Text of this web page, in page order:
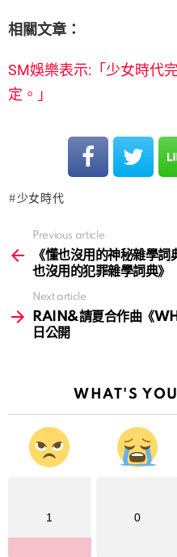
相關文章：
SM娛樂表示:「少女時代
定。」
少女時代
more
Previous article
《懂也沒用的神秘雜學
也沒用的犯罪雜學詞典》
Next article
RAIN&請夏合作曲《
日公開
WHAT'S
1 0